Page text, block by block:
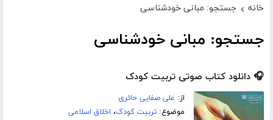
خانه › جستجو: مبانی خودشناسی
جستجو: مبانی خودشناسی
🎧 دانلود کتاب صوتی تربیت کودک
از: علی صفایی حائری
موضوع:تربیت کودک، اخلاق اسلامی